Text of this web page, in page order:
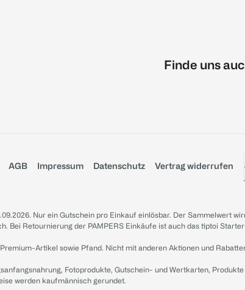
Finde uns
AGB Impressum Datenschutz Vertrag widerrufen
Nur ein Gutschein pro Einkauf einlösbar. Der Sammelwert
Bei Retournierung der PAMPERS Einkäufe ist auch das tiptoi
Artikel sowie Pfand. Nicht mit anderen Aktionen und
Fotoprodukte, Gutschein- und Wertkarten,
werden kaufmännisch gerundet.